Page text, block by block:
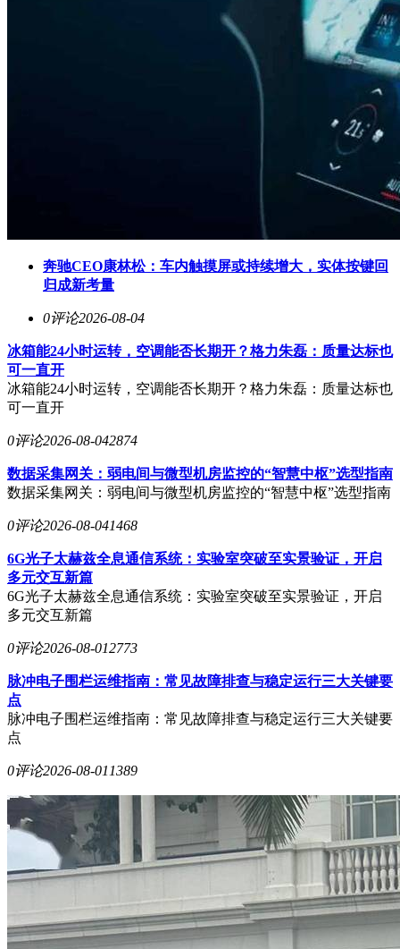
奔驰CEO康林松：车内触摸屏或持续增大，实体按键回
归成新考量
0评论2026-08-04
冰箱能24小时运转，空调能否长期开？格力朱磊：质量达标也
可一直开
冰箱能24小时运转，空调能否长期开？格力朱磊：质量达标也
可一直开
0评论2026-08-042874
数据采集网关：弱电间与微型机房监控的“智慧中枢”选型指南
数据采集网关：弱电间与微型机房监控的“智慧中枢”选型指南
0评论2026-08-041468
6G光子太赫兹全息通信系统：实验室突破至实景验证，开启
多元交互新篇
6G光子太赫兹全息通信系统：实验室突破至实景验证，开启
多元交互新篇
0评论2026-08-012773
脉冲电子围栏运维指南：常见故障排查与稳定运行三大关键要
点
脉冲电子围栏运维指南：常见故障排查与稳定运行三大关键要
点
0评论2026-08-01 1389